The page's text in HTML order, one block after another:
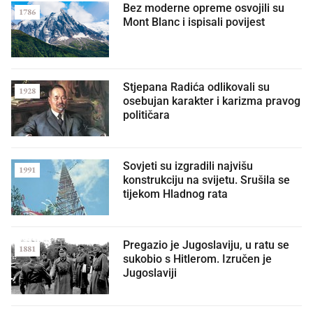
Bez moderne opreme osvojili su
Mont Blanc i ispisali povijest
1786
Stjepana Radića odlikovali su
osebujan karakter i karizma pravog
političara
1928
Sovjeti su izgradili najvišu
konstrukciju na svijetu. Srušila se
tijekom Hladnog rata
1991
Pregazio je Jugoslaviju, u ratu se
sukobio s Hitlerom. Izručen je
Jugoslaviji
1881